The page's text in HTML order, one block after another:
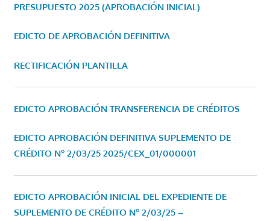
PRESUPUESTO 2025 (APROBACIÓN INICIAL)
EDICTO DE APROBACIÓN DEFINITIVA
RECTIFICACIÓN PLANTILLA
EDICTO APROBACIÓN TRANSFERENCIA DE CRÉDITOS
EDICTO APROBACIÓN DEFINITIVA SUPLEMENTO DE
CRÉDITO Nº 2/03/25 2025/CEX_01/000001
EDICTO APROBACIÓN INICIAL DEL EXPEDIENTE DE
SUPLEMENTO DE CRÉDITO Nº 2/03/25 –